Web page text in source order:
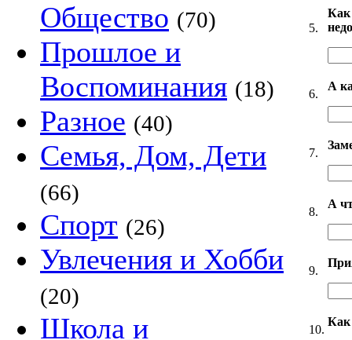
Общество (70)
Прошлое и
Воспоминания (18)
Разное (40)
Семья, Дом, Дети
(66)
Спорт (26)
Увлечения и Хобби
(20)
Школа и
5.
Как
6.
А
7.
8.
А
9.
10.
Как